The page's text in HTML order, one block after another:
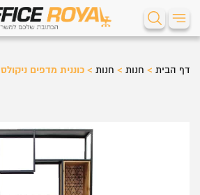
דף הבית > חנות > חנות > כוננית מדפים ניקולס